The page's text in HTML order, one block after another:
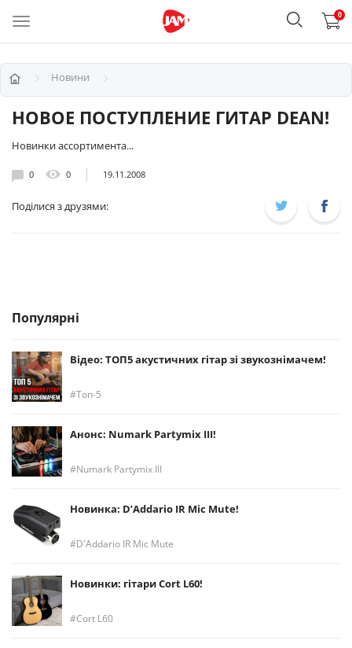
0
Новини
НОВОЕ ПОСТУПЛЕНИЕ ГИТАР DEAN!
Новинки ассортимента...
0 0 19.11.2008
Поділися з друзями:
Популярні
Відео: ТОП5 акустичних гітар зі звукознімачем!
Топ-5
Анонс: Numark Partymix III!
Numark Partymix III
Новинка: D’Addario IR Mic Mute!
D'Addario IR Mic Mute
Новинки: гітари Cort L60!
Cort L60